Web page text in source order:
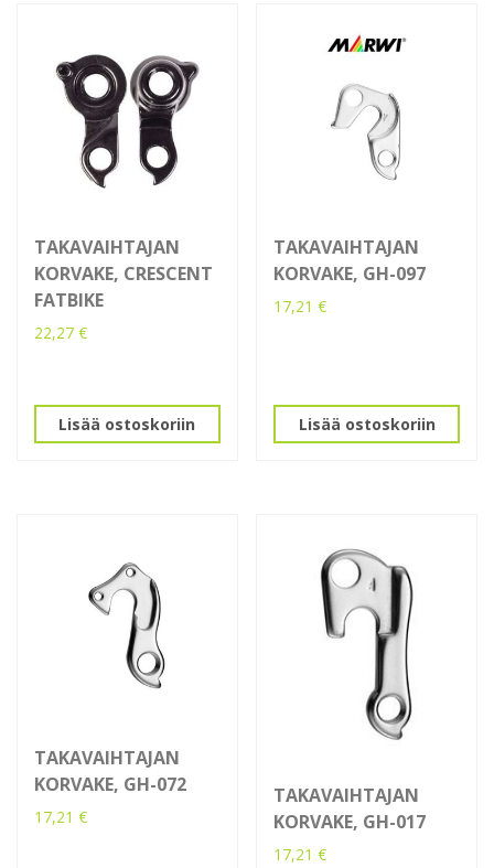
TAKAVAIHTAJAN
KORVAKE, CRESCENT
FATBIKE
22,27 €
Lisää ostoskoriin
TAKAVAIHTAJAN
KORVAKE, GH-097
17,21€
Lisää ostoskoriin
TAKAVAIHTAJAN
KORVAKE, GH-072
17,21 €
TAKAVAIHTAJAN
KORVAKE, GH-017
17,21€